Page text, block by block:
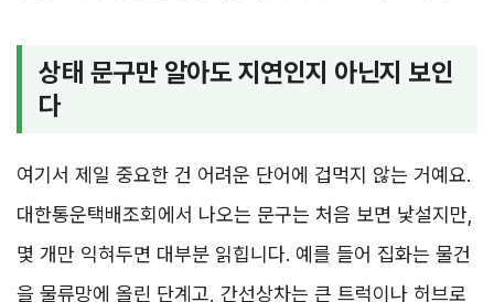
상태 문구만 알아도 지연인지 아닌지 보인
다
여기서 제일 중요한 건 어려운 단어에 겁먹지 않는 거예요.
대한통운택배조회에서 나오는 문구는 처음 보면 낯설지만,
몇 개만 익혀두면 대부분 읽힙니다. 예를 들어 집화는 물건
을 물류망에 올린 단계고, 간선상차는 큰 트럭이나 허브로